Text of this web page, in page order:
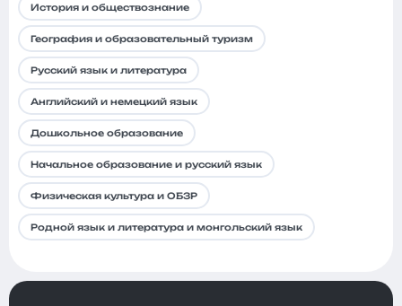
История и обществознание
География и образовательный туризм
Русский язык и литература
Английский и немецкий язык
Дошкольное образование
Начальное образование и русский язык
Физическая культура и ОБЗР
Родной язык и литература и монгольский язык